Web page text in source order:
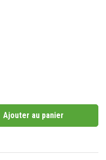
Ajouter au panier